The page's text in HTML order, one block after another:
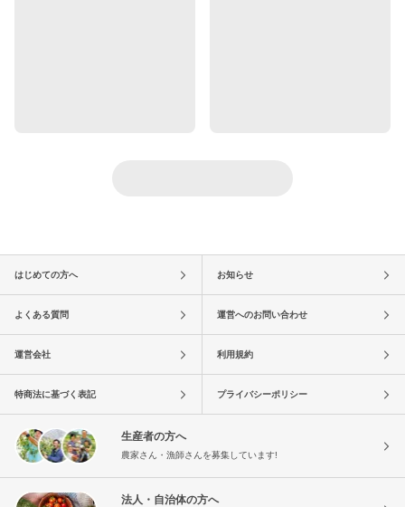
はじめての方へ お知らせ
よくある質問 運営へのお問い合わせ
運営会社 利用規約
特商法に基づく表記 プライバシーポリシー
生産者の方へ
農家さん・漁師さんを募集しています!
法人・自治体の方へ